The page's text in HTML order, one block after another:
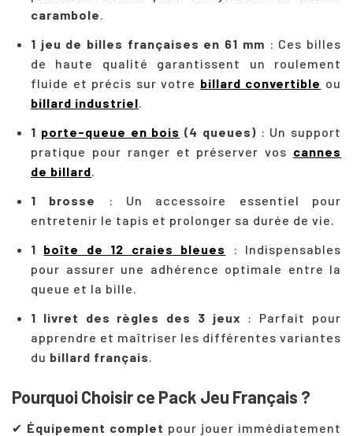
carambole
1 jeu de billes françaises en 61 mm : Ces billes
de haute qualité garantissent un roulement
fluide et précis sur votre billard convertible ou
billard industriel
1 porte-queue en bois (4 queues): Un support
pratique pour ranger et préserver vos cannes
de billard
1 brosse
: Un accessoire essentiel pour
entretenir le tapis et prolonger sa durée de vie.
1 boîte de 12 craies bleues
: Indispensables
pour assurer une adhérence optimale entre la
queue et la bille.
1 livret des règles des 3 jeux : Parfait pour
apprendre et maîtriser les différentes variantes
du billard français
Pourquoi Choisir ce Pack Jeu Français ?
✔ Équipement complet pour jouer immédiatement